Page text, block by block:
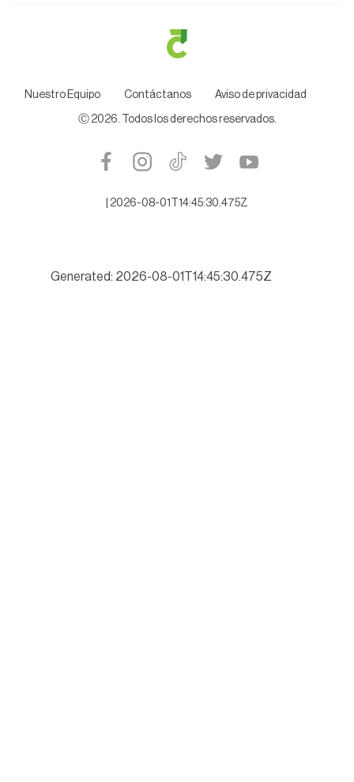
Nuestro Equipo Contáctanos Aviso de privacidad
Ⓒ 2026. Todos los derechos reservados.
2026-08-01T14:45:30.475Z
Generated: 2026-08-01T14:45:30.475Z